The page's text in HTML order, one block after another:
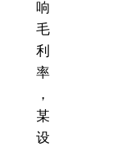
响
毛
利
率
，
某
设